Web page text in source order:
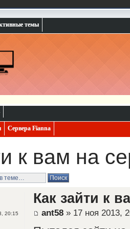
темы
Сервера Fianna
к вам на
Как зайти к
ant58» 17 ноя 2013,
20:15